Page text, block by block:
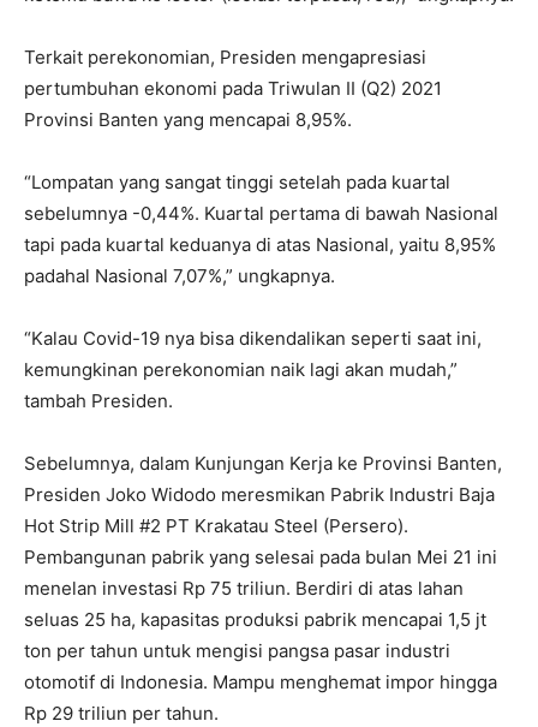
Terkait perekonomian, Presiden mengapresiasi
pertumbuhan ekonomi pada Triwulan II (Q2) 2021
Provinsi Banten yang mencapai 8,95%.
“Lompatan yang sangat tinggi setelah pada kuartal
sebelumnya -0,44%. Kuartal pertama di bawah Nasional
tapi pada kuartal keduanya di atas Nasional, yaitu 8,95%
padahal Nasional 7,07%,” ungkapnya.
“Kalau Covid-19 nya bisa dikendalikan seperti saat ini,
kemungkinan perekonomian naik lagi akan mudah,”
tambah Presiden.
Sebelumnya, dalam Kunjungan Kerja ke Provinsi Banten,
Presiden Joko Widodo meresmikan Pabrik Industri Baja
Hot Strip Mill #2 PT Krakatau Steel (Persero).
Pembangunan pabrik yang selesai pada bulan Mei 21 ini
menelan investasi Rp 75 triliun. Berdiri di atas lahan
seluas 25 ha, kapasitas produksi pabrik mencapai 1,5 jt
ton per tahun untuk mengisi pangsa pasar industri
otomotif di Indonesia. Mampu menghemat impor hingga
Rp 29 triliun per tahun.